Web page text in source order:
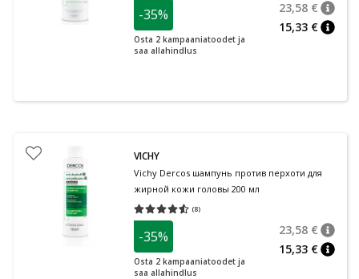
-35%
Osta 2 kampaaniatoodet ja
saa allahindlus
23,58 €
15,33 €
VICHY
Vichy Dercos шампунь против перхоти для
жирной кожи головы 200 мл
(8)
Средняя оценка 4.50
-35%
Osta 2 kampaaniatoodet ja
saa allahindlus
23,58 €
15,33 €